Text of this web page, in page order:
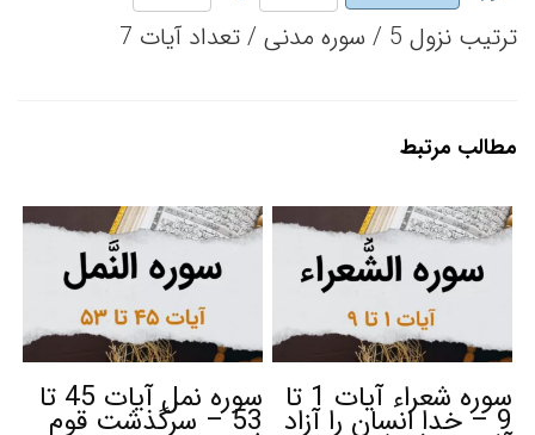
ترتیب نزول 5 / سوره مدنی / تعداد آیات 7
مطالب مرتبط
سوره شعراء آیات 1 تا
9 – خدا انسان را آزاد
سوره نمل آیات 45 تا
53 – سرگذشت قوم